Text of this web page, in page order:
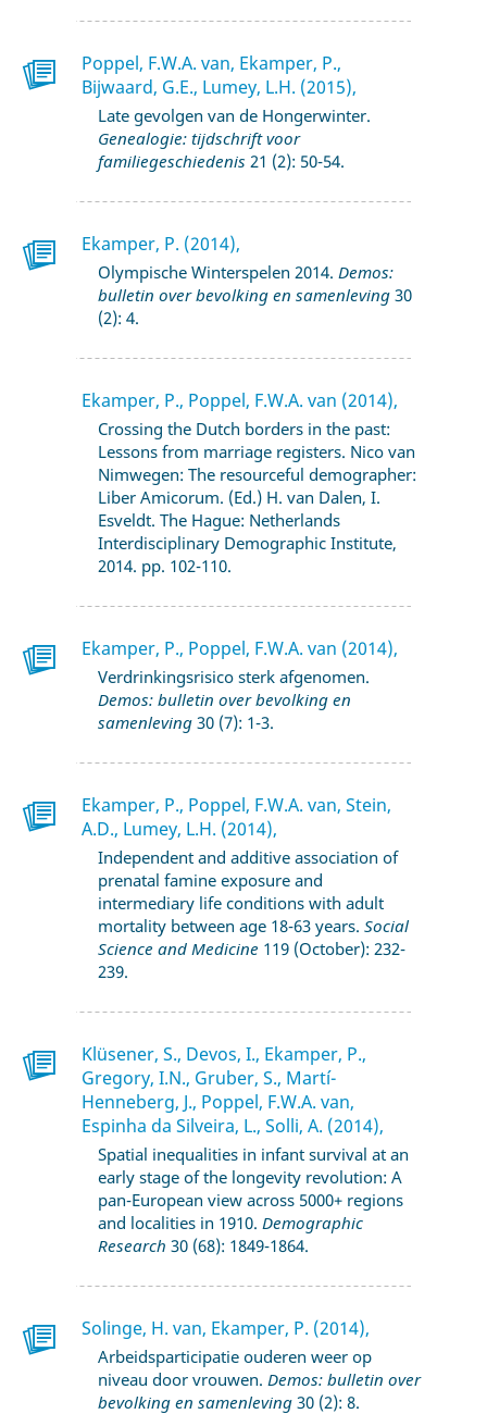
Poppel, F.W.A. van, Ekamper, P.,
Bijwaard, G.E., Lumey, L.H. (2015),
Late gevolgen van de Hongerwinter.
Genealogie: tijdschrift voor
familiegeschiedenis 21 (2): 50-54.
Ekamper, P. (2014),
Olympische Winterspelen 2014. Demos:
bulletin over bevolking en samenleving 30
(2): 4.
Ekamper, P., Poppel, F.W.A. van (2014),
Crossing the Dutch borders in the past:
Lessons from marriage registers. Nico van
Nimwegen: The resourceful demographer:
Liber Amicorum. (Ed.) H. van Dalen, I.
Esveldt. The Hague: Netherlands
Interdisciplinary Demographic Institute,
2014. pp. 102-110.
Ekamper, P., Poppel, F.W.A. van (2014),
Verdrinkingsrisico sterk afgenomen.
Demos: bulletin over bevolking en
samenleving 30 (7): 1-3.
Ekamper, P., Poppel, F.W.A. van, Stein,
A.D., Lumey, L.H. (2014),
Independent and additive association of
prenatal famine exposure and
intermediary life conditions with adult
mortality between age 18-63 years. Social
Science and Medicine 119 (October): 232-
239.
Klüsener, S., Devos, I., Ekamper, P.,
Gregory, I.N., Gruber, S., Martí-
Henneberg, J., Poppel, F.W.A. van,
Espinha da Silveira, L., Solli, A. (2014),
Spatial inequalities in infant survival at an
early stage of the longevity revolution: A
pan-European view across 5000+ regions
and localities in 1910. Demographic
Research 30 (68): 1849-1864.
Solinge, H. van, Ekamper, P. (2014),
Arbeidsparticipatie ouderen weer op
niveau door vrouwen. Demos: bulletin over
bevolking en samenleving 30 (2): 8.